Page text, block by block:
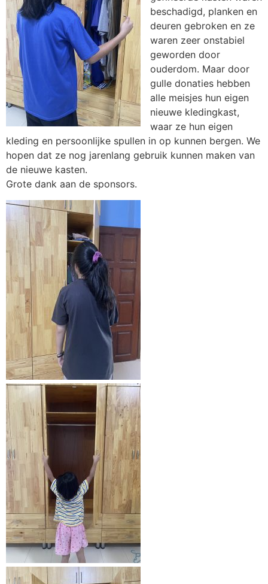
beschadigd, planken en
deuren gebroken en ze
waren zeer onstabiel
geworden door
ouderdom. Maar door
gulle donaties hebben
alle meisjes hun eigen
nieuwe kledingkast,
waar ze hun eigen
kleding en persoonlijke spullen in op kunnen bergen. We
hopen dat ze nog jarenlang gebruik kunnen maken van
de nieuwe kasten.
Grote dank aan de sponsors.